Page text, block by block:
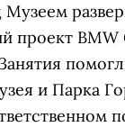
Музеем
проект
и Парка